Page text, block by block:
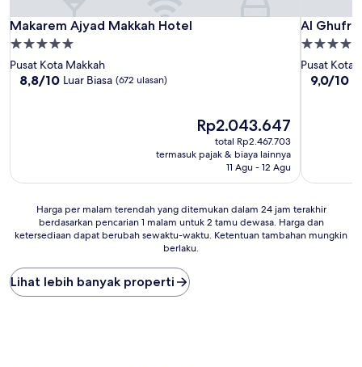
Makarem Ajyad Makkah Hotel
Makarem Ajyad Makkah Hotel
Properti
bintang
5.0
Pusat Kota Makkah
8.8
8,8/10 Luar Biasa (672 ulasan)
Harga
sekarang
Rp2.043.647
Rp2.043.647
total Rp2.467.703
termasuk pajak & biaya lainnya
11 Agu - 12 Agu
Al
Al
Properti
bintang
5.0
Pusat Kota
9.0
9,0/10
Harga
malam
yang
ditemukan
dalam
Harga per malam terendah yang ditemukan dalam 24 jam terakhir
berdasarkan pencarian 1 malam untuk 2 tamu dewasa. Harga dan
ketersediaan dapat berubah sewaktu-waktu. Ketentuan tambahan mungkin
berlaku.
Lihat lebih banyak properti